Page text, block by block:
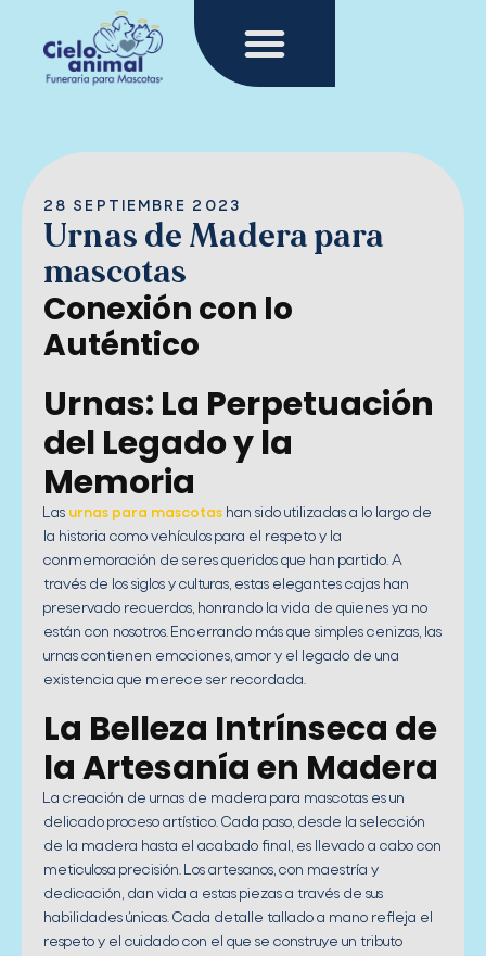
contenido
28 SEPTIEMBRE 2023
Urnas de Madera para
mascotas
Conexión con lo
Auténtico
Urnas: La Perpetuación
del Legado y la
Memoria
Las urnas para mascotas han sido utilizadas a lo largo de
la historia como vehículos para el respeto y la
conmemoración de seres queridos que han partido. A
través de los siglos y culturas, estas elegantes cajas han
preservado recuerdos, honrando la vida de quienes ya no
están con nosotros. Encerrando más que simples cenizas, las
urnas contienen emociones, amor y el legado de una
existencia que merece ser recordada.
La Belleza Intrínseca de
la Artesanía en Madera
La creación de urnas de madera para mascotas es un
delicado proceso artístico. Cada paso, desde la selección
de la madera hasta el acabado final, es llevado a cabo con
meticulosa precisión. Los artesanos, con maestría y
dedicación, dan vida a estas piezas a través de sus
habilidades únicas. Cada detalle tallado a mano refleja el
respeto y el cuidado con el que se construye un tributo